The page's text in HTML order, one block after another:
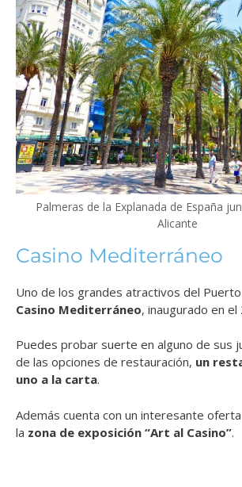
Palmeras de la Explanada de España
Alicante
Casino Mediterráneo
Uno de los grandes atractivos del
Casino Mediterráneo, inaugurado en el
Puedes probar suerte en alguno de sus
de las opciones de restauración, un
uno a la carta.
Además cuenta con un interesante
la zona de exposición “Art al Casino”.